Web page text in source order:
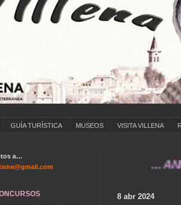
GUÍA TURÍSTICA MUSEOS VISITA VILLENA
... ANÍMATE
8 abr 2024
a…